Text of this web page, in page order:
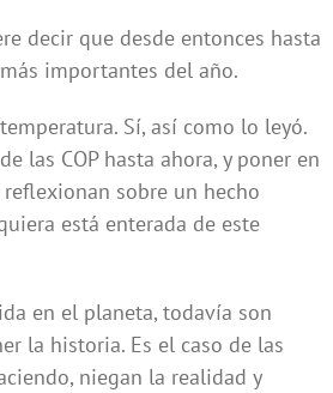
decir que desde entonces hasta
importantes del año.
Sí, así como lo leyó.
las COP hasta ahora, y poner en
sobre un hecho
está enterada de este
en el planeta, todavía son
la historia. Es el caso de las
niegan la realidad y